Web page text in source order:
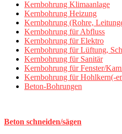
Kernbohrung Klimaanlage
Kernbohrung Heizung
Kernbohrung (Rohre,
Kernbohrung für Abfluss
Kernbohrung für Elektro
Kernbohrung für Lüftung,
Kernbohrung für Sanitär
Kernbohrung für Fenster/
Kernbohrung für Hohlkern(-
Beton-Bohrungen
Beton schneiden/sägen